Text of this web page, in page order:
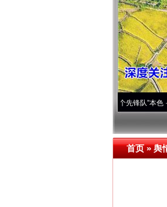
永葆“两个先锋队”本色·[视频]牢
首页»舆